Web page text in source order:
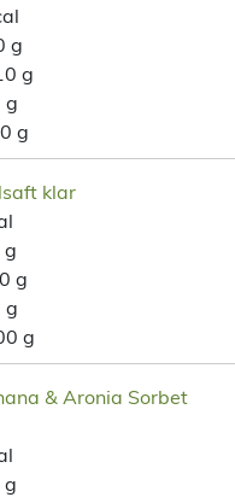
g
g
g
g
klar
g
g
g
g
& Aronia Sorbet
g